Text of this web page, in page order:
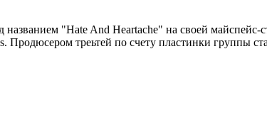
"Hate And Heartache" на своей
треьтей по счету пластинки группы